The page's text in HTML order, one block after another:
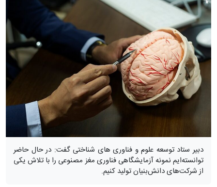
دبیر ستاد توسعه علوم و فناوری های شناختی گفت: در حال حاضر
توانسته‌ایم نمونه آزمایشگاهی فناوری مغز مصنوعی را با تلاش یکی
از شرکت‌های دانش‌بنیان تولید کنیم.